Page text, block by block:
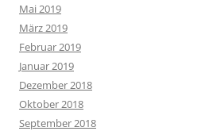
Mai 2019
März 2019
Februar 2019
Januar 2019
Dezember 2018
Oktober 2018
September 2018